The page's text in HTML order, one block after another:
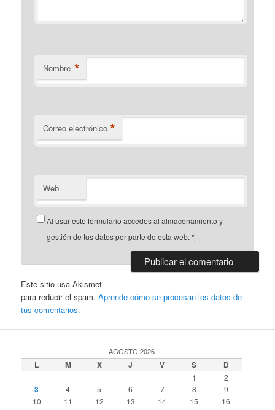
Nombre *
Correo electrónico *
Web
Al usar este formulario accedes al almacenamiento y
gestión de tus datos por parte de esta web.*
Este sitio usa Akismet
para reducir el spam.Aprende cómo se procesan los datos de
tus comentarios.
AGOSTO 2026
L M X J V S D
1 2
3 4 5 6 7 8
9
10
11 12 13 14 15
16